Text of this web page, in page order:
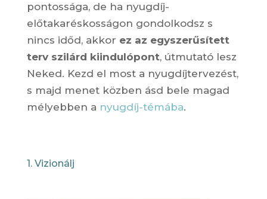
pontossága, de ha nyugdíj-
előtakaréskosságon gondolkodsz s
nincs időd, akkor ez az egyszerűsített
terv szilárd kiindulópont, útmutató lesz
Neked. Kezd el most a nyugdíjtervezést,
s majd menet közben ásd bele magad
mélyebben a nyugdíj-témába.
1. Vizionálj